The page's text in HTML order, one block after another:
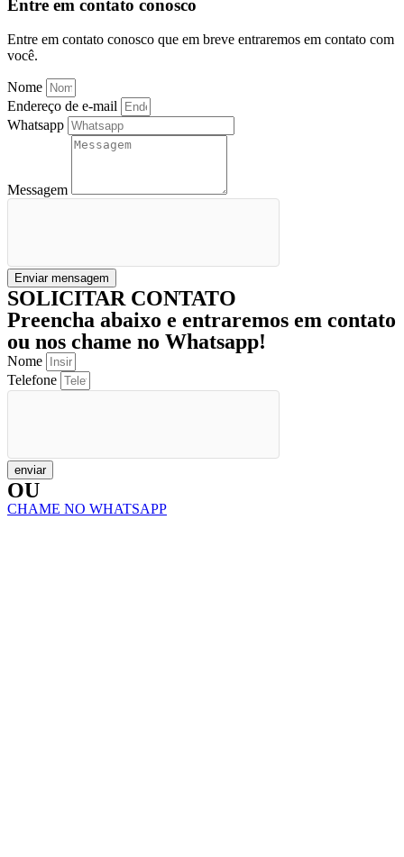
Entre em contato conosco
Entre em contato conosco que em breve entraremos em contato com
você.
Nome
Endereço de e-mail
Whatsapp
Messagem
Enviar mensagem
SOLICITAR CONTATO
Preencha abaixo e entraremos em contato
ou nos chame no Whatsapp!
Nome
Telefone
enviar
OU
CHAME NO WHATSAPP